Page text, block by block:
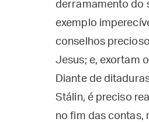
derramamento do
exemplo
conselhos
Jesus; e, exortam
Diante de
Stálin, é preciso
no fim das contas,